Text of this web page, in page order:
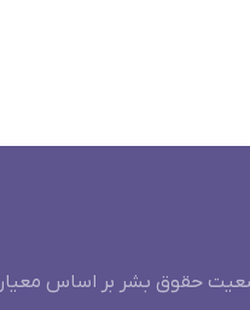
حقوق بشر بر اساس